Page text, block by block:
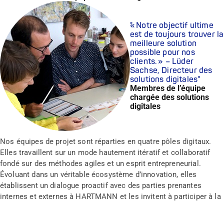
« Notre objectif ultime
est de toujours trouver la
meilleure solution
possible pour nos
clients. » – Lüder
Sachse, Directeur des
solutions digitales
Membres de l’équipe
chargée des solutions
digitales
Nos équipes de projet sont réparties en quatre pôles digitaux.
Elles travaillent sur un mode hautement itératif et collaboratif
fondé sur des méthodes agiles et un esprit entrepreneurial.
Évoluant dans un véritable écosystème d’innovation, elles
établissent un dialogue proactif avec des parties prenantes
internes et externes à HARTMANN et les invitent à participer à la